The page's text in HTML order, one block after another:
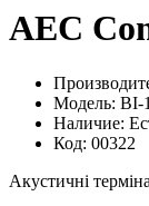
AEC
Модель: BI-
Наличие:
Код: 00322
Акустичні